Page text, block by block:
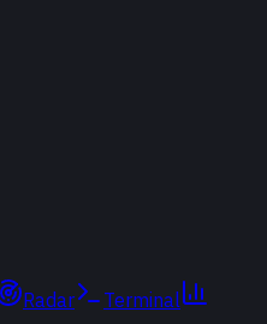
Radar
Terminal